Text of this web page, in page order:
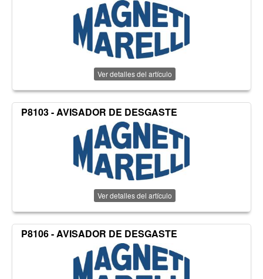
Ver detalles del artículo
P8103 - AVISADOR DE DESGASTE
Ver detalles del artículo
P8106 - AVISADOR DE DESGASTE